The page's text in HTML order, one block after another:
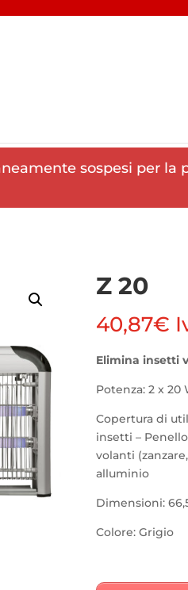
sospesi per la
Z 20
40,87€
Elimina insetti
Potenza: 2 x 20
Copertura di
insetti –
volanti
alluminio
Dimensioni:
Colore: Grigio